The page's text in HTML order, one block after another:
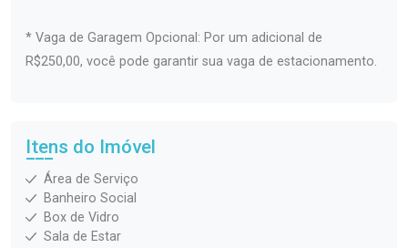
* Vaga de Garagem Opcional: Por um adicional de
R$250,00, você pode garantir sua vaga de estacionamento.
Itens do Imóvel
Área de Serviço
Banheiro Social
Box de Vidro
Sala de Estar